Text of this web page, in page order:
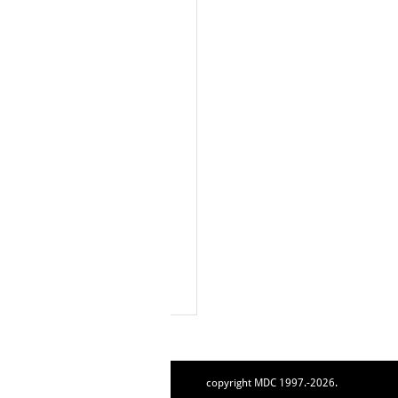
copyright MDC 1997.-2026.